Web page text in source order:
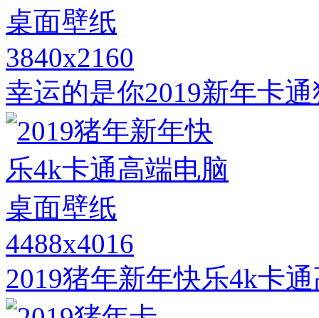
3840x2160
幸运的是你2019新年卡
4488x4016
2019猪年新年快乐4k卡